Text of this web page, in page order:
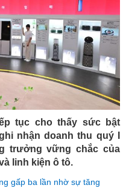
tục cho thấy sức bật
nhận doanh thu quý I
trưởng vững chắc của
linh kiện ô tô.
gấp ba lần nhờ sự tăng